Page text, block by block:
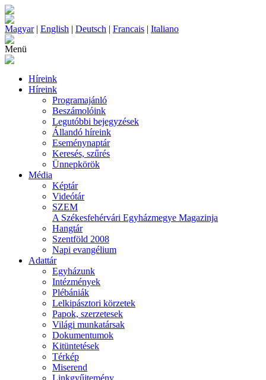
Magyar| English | Deutsch | Francais | Italiano
Menü
Híreink
Híreink
Programajánló
Beszámolóink
Legutóbbi bejegyzések
Állandó híreink
Eseménynaptár
Keresés, szűrés
Ünnepkörök
Média
Képtár
Videótár
SZEM
A Székesfehérvári Egyházmegye Magazinja
Hangtár
Szentföld 2008
Napi evangélium
Adattár
Egyházunk
Intézmények
Plébániák
Lelkipásztori körzetek
Papok, szerzetesek
Világi munkatársak
Dokumentumok
Kitüntetések
Térkép
Miserend
Linkgyűjtemény